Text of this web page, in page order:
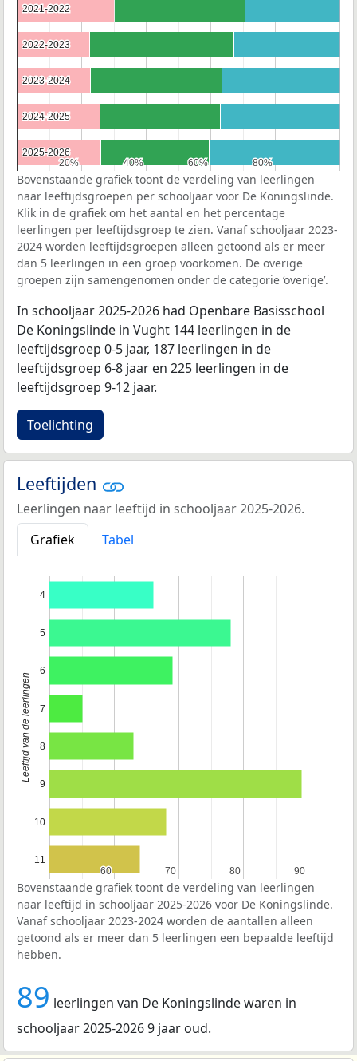
20%
20% 40%
40% 60%
60% 80%
80%
2021-2022
2021-2022
2022-2023
2022-2023
2023-2024
2023-2024
2024-2025
2024-2025
2025-2026
2025-2026
Bovenstaande grafiek toont de verdeling van leerlingen
naar leeftijdsgroepen per schooljaar voor De Koningslinde.
Klik in de grafiek om het aantal en het percentage
leerlingen per leeftijdsgroep te zien. Vanaf schooljaar 2023-
2024 worden leeftijdsgroepen alleen getoond als er meer
dan 5 leerlingen in een groep voorkomen. De overige
groepen zijn samengenomen onder de categorie ‘overige’.
In schooljaar 2025-2026 had Openbare Basisschool
De Koningslinde in Vught 144 leerlingen in de
leeftijdsgroep 0-5 jaar, 187 leerlingen in de
leeftijdsgroep 6-8 jaar en 225 leerlingen in de
leeftijdsgroep 9-12 jaar.
Toelichting
Leeftijden
Leerlingen naar leeftijd in schooljaar 2025-2026.
Grafiek
Tabel
60
60 70
70 80
80 90
90
4
5
6
7
8
9
10
11
Leeftijd van de leerlingen
Bovenstaande grafiek toont de verdeling van leerlingen
naar leeftijd in schooljaar 2025-2026 voor De Koningslinde.
Vanaf schooljaar 2023-2024 worden de aantallen alleen
getoond als er meer dan 5 leerlingen een bepaalde leeftijd
hebben.
89 leerlingen van De Koningslinde waren in
schooljaar 2025-2026 9 jaar oud.